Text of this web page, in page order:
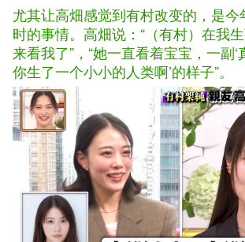
尤其让高畑感觉到有村改变的，是今
时的事情。高畑说：“（有村）在我
来看我了”，“她一直看着宝宝，一副‘
你生了一个小小的人类啊’的样子”。